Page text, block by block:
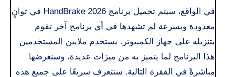
في الواقع، سيتم تحميل برنامج HandBrake 2026 في ثوانٍ
معدودة وبسرعة لم تشهدها في أي برنامج آخر تقوم
بتنزيله على جهاز الكمبيوتر. يستخدم ملايين المستخدمين
هذا البرنامج لما يتميز به من ميزات عديدة، وسنعرضها
مباشرةً في الفقرة التالية. سنتعرف سريعًا على جميع هذه